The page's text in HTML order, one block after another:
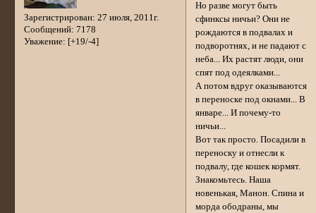
Зарегистрирован: 27 июля, 2011г.
Сообщений: 7178
Уважение: [+19/-4]
Но разве могут быть
сфинксы ничьи? Они не
рождаются в подвалах и
подворотнях, и не падают с
неба... Их растят люди, они
спят под одеялками...
А потом вдруг оказываются
в переноске под окнами... В
январе... И почему-то
ничьи...
Вот так просто. Посадили в
переноску и отнесли к
подвалу, где кошек кормят.
Знакомьтесь. Наша
новенькая, Манон. Спина и
морда ободраны, мы